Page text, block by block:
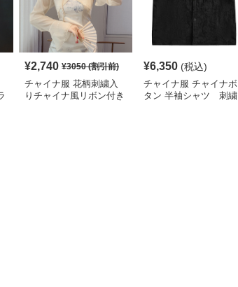
¥2,740 ¥3050(割引前)
チャイナ服 花柄刺繍入
りチャイナ風リボン付き
¥6,350 (税込)
チャイナ服 チャイナボ
タン 半袖シャツ 刺繍